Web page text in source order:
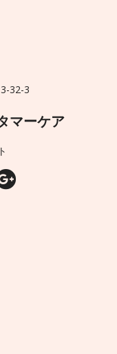
32-3
マーケア